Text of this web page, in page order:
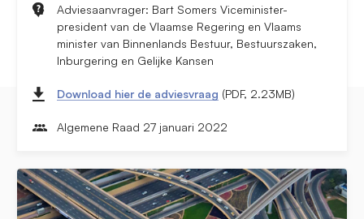
Adviesaanvrager: Bart Somers Viceminister-
president van de Vlaamse Regering en Vlaams
minister van Binnenlands Bestuur, Bestuurszaken,
Inburgering en Gelijke Kansen
Download hier de adviesvraag (PDF, 2.23MB)
Algemene Raad 27 januari 2022